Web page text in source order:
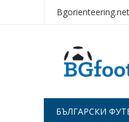
Bgorienteering.net
БЪЛГАРСКИ